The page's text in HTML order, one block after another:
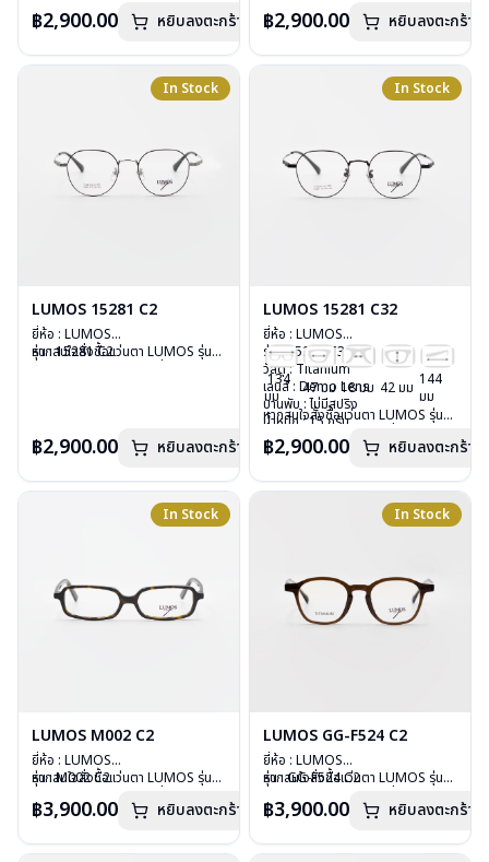
บานพับ : ไม่มีสปริง
อุปกรณ์ : กล่องแว่น , ผ้าเช็ดแว่น
฿2,900.00 หยิบลงตะกร้า
บานพับ : ไม่มีสปริง
อุปกรณ์ : กล่องแว่น , ผ้าเช็ดแว่น
฿2,900.00 หยิบลงตะกร้า
In Stock
LUMOS 15281 C2
ยี่ห้อ : LUMOS
รุ่น : 15281 C2
อุปกรณ์ : กล่องแว่น , ผ้าเช็ดแว่น
การรับประกัน : 2 ปี
หากสนใจสั่งชื้อแว่นตา LUMOS รุ่น
฿2,900.00 หยิบลงตะกร้า
In Stock
LUMOS 15281 C32
ยี่ห้อ : LUMOS
รุ่น : 15281 C32
วัสดุ : Titanium
เลนส์ : Demo Lens
บานพับ : ไม่มีสปริง
น้ำหนัก : 15 กรัม
อุปกรณ์ : กล่องแว่น , ผ้าเช็ดแว่น
การรับประกัน : 2 ปี
134
มม
47 มม 18 มม 42 มม 144
มม
หากสนใจสั่งชื้อแว่นตา LUMOS รุ่น
กรุณาติดต่อเราคลิก
฿2,900.00 หยิบลงตะกร้า
In Stock
LUMOS M002 C2
ยี่ห้อ : LUMOS
รุ่น : M002 C2
เลนส์ : Demo Lens
น้ำหนัก : 20 กรัม
หากสนใจสั่งชื้อแว่นตา LUMOS รุ่น
กรุณาติดต่อเราคลิก
฿3,900.00 หยิบลงตะกร้า
In Stock
LUMOS GG-F524 C2
ยี่ห้อ : LUMOS
รุ่น : GG-F524 C2
เลนส์ : Demo Lens
น้ำหนัก : 29 กรัม
หากสนใจสั่งชื้อแว่นตา LUMOS รุ่น
กรุณาติดต่อเราคลิก
฿3,900.00 หยิบลงตะกร้า